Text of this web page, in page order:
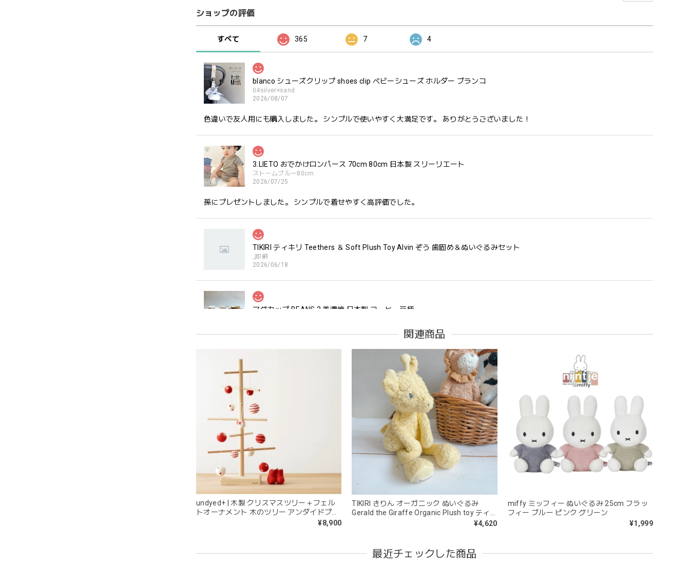
ショップの評価
すべて 365 7 4
blanco シューズクリップ shoes clip ベビーシューズ ホルダー ブランコ
04silver×sand
2026/08/07
色違いで友人用にも購入しました。 シンプルで使いやすく大満足です。 ありがとうございました！
3.LIETO おでかけロンパース 70cm 80cm 日本製 スリーリエート
ストームブルー80cm
2026/07/25
孫にプレゼントしました。 シンプルで着せやすく高評価でした。
TIKIRI ティキリ Teethers ＆ Soft Plush Toy Alvin ぞう 歯固め＆ぬいぐるみセット
_即納
2026/06/18
マグカップ BEANS 2 美濃焼 日本製 コーヒー豆柄
kawaii&born | ハート型 歯固めリング シリコン
2026/04/24
持ちやすいようで今持ってるおもちゃの中で1番長く握っていてくれます。舐めるのはもちろん、掲げてみたりいろんな遊び方をして
います。見た目が可愛いので遊んでいる姿もとても可愛いです。また、シリコン製なので哺乳瓶と一緒に洗ったり除菌できたり常に清
潔に保てるのも嬉しいです。
kawaii&born | くまちゃん 歯固めリング シリコン 木
moca
2026/04/24
耳の部分が咥えやすいようでよく遊んでいます。木の部分はじゃぶじゃぶ洗うことができないため衛生面は若干気になりますが、見た
関連商品
undyed+ | 木製 クリスマスツリー＋フェル
トオーナメント 木のツリー アンダイドプラ
¥8,900
TIKIRI きりん オーガニック ぬいぐるみ
Gerald the Giraffe Organic Plush toy ティ
¥4,620
miffy ミッフィー ぬいぐるみ 25cm フラッ
フィー ブルー ピンク グリーン
¥1,999
最近チェックした商品